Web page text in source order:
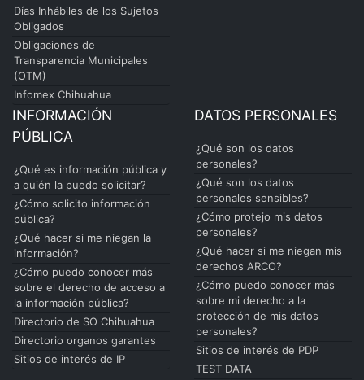
Días Inhábiles de los Sujetos
Obligados
Obligaciones de
Transparencia Municipales
(OTM)
Infomex Chihuahua
INFORMACIÓN
PÚBLICA
¿Qué es información pública y
a quién la puedo solicitar?
¿Cómo solicito información
pública?
¿Qué hacer si me niegan la
información?
¿Cómo puedo conocer más
sobre el derecho de acceso a
la información pública?
Directorio de SO Chihuahua
Directorio organos garantes
Sitios de interés de IP
DATOS PERSONALES
¿Qué son los datos
personales?
¿Qué son los datos
personales sensibles?
¿Cómo protejo mis datos
personales?
¿Qué hacer si me niegan mis
derechos ARCO?
¿Cómo puedo conocer más
sobre mi derecho a la
protección de mis datos
personales?
Sitios de interés de PDP
TEST DATA